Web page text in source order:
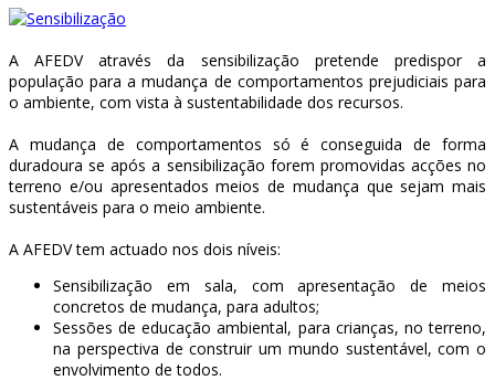
A AFEDV através da sensibilização pretende predispor a
população para a mudança de comportamentos prejudiciais para
o ambiente, com vista à sustentabilidade dos recursos.
A mudança de comportamentos só é conseguida de forma
duradoura se após a sensibilização forem promovidas acções no
terreno e/ou apresentados meios de mudança que sejam mais
sustentáveis para o meio ambiente.
A AFEDV tem actuado nos dois níveis:
Sensibilização em sala, com apresentação de meios
concretos de mudança, para adultos;
Sessões de educação ambiental, para crianças, no terreno,
na perspectiva de construir um mundo sustentável, com o
envolvimento de todos.